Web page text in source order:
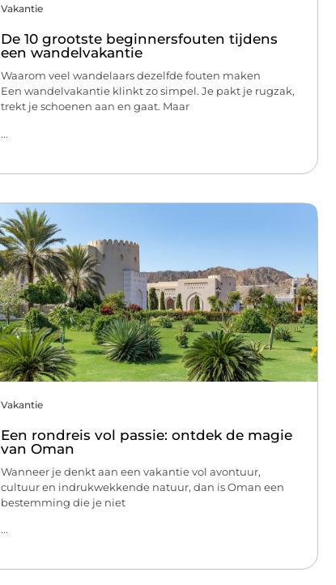
Vakantie
De 10 grootste beginnersfouten tijdens
een wandelvakantie
Waarom veel wandelaars dezelfde fouten maken
Een wandelvakantie klinkt zo simpel. Je pakt je rugzak,
trekt je schoenen aan en gaat. Maar
...
Vakantie
Een rondreis vol passie: ontdek de magie
van Oman
Wanneer je denkt aan een vakantie vol avontuur,
cultuur en indrukwekkende natuur, dan is Oman een
bestemming die je niet
...